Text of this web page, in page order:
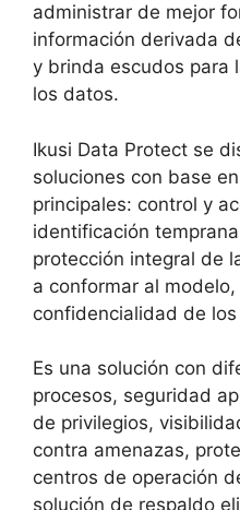
administrar de mejor
información derivada
y brinda escudos para
los datos.
Ikusi Data Protect se
soluciones con base
principales: control y
identificación
protección integral de
a conformar al
confidencialidad de
Es una solución con
procesos, seguridad
de privilegios,
contra amenazas,
centros de operación
solución de respaldo